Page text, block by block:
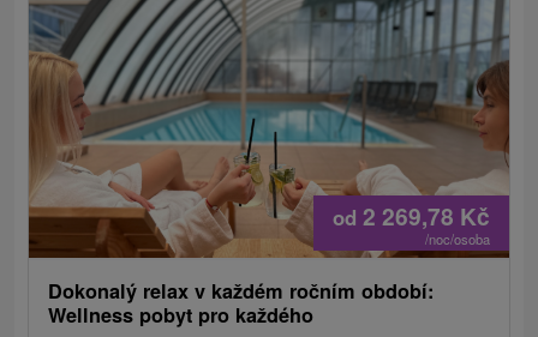
od 2 269,78 Kč
/noc/osoba
Dokonalý relax v každém ročním období:
Wellness pobyt pro každého